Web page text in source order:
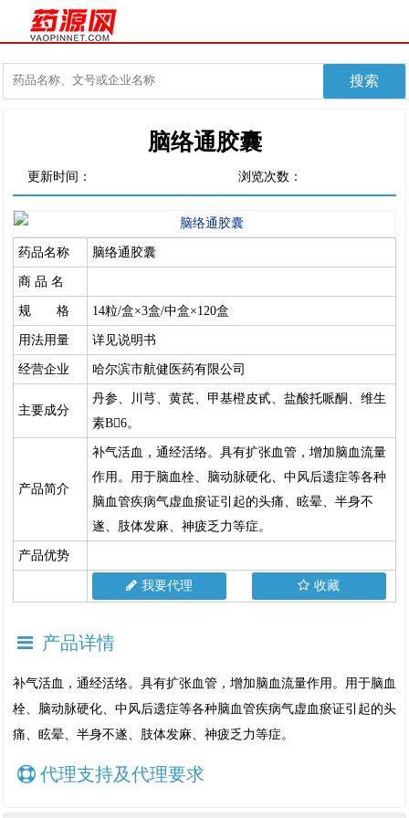
脑络通胶囊
更新时间： 浏览次数：
药品名称 脑络通胶囊
商 品 名
规 格 14粒/盒×3盒/中盒×120盒
用法用量 详见说明书
经营企业 哈尔滨市航健医药有限公司
主要成分
丹参、川芎、黄芪、甲基橙皮甙、盐酸托哌酮、维生
素B6。
产品简介
补气活血，通经活络。具有扩张血管，增加脑血流量
作用。用于脑血栓、脑动脉硬化、中风后遗症等各种
脑血管疾病气虚血瘀证引起的头痛、眩晕、半身不
遂、肢体发麻、神疲乏力等症。
产品优势
我要代理 收藏
产品详情
补气活血，通经活络。具有扩张血管，增加脑血流量作用。用于脑血
栓、脑动脉硬化、中风后遗症等各种脑血管疾病气虚血瘀证引起的头
痛、眩晕、半身不遂、肢体发麻、神疲乏力等症。
代理支持及代理要求